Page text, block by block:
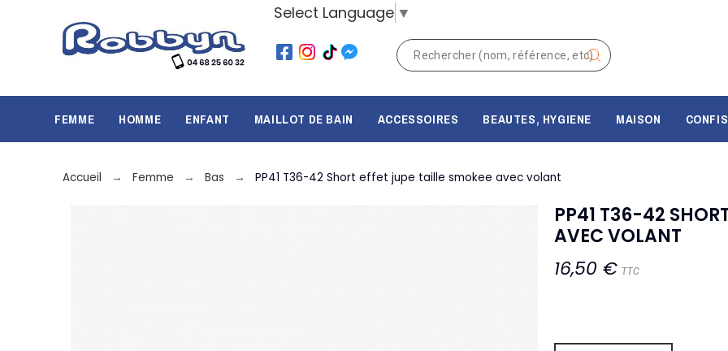
Select Language ▼
FEMME HOMME ENFANT MAILLOT DE BAIN ACCESSOIRES BEAUTES, HYGIENE MAISON
Accueil Femme Bas PP41 T36-42 Short effet jupe taille smokee avec volant
PP41 T36-42
AVEC VOLANT
16,50 € TTC